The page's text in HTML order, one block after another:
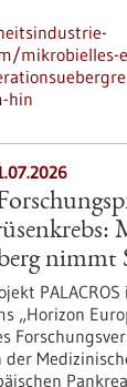
mikrobielles-
hin
nimmt
„Horizon
der